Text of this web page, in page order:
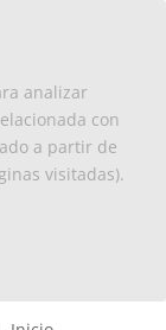
la
analizar
con
a partir de
visitadas).